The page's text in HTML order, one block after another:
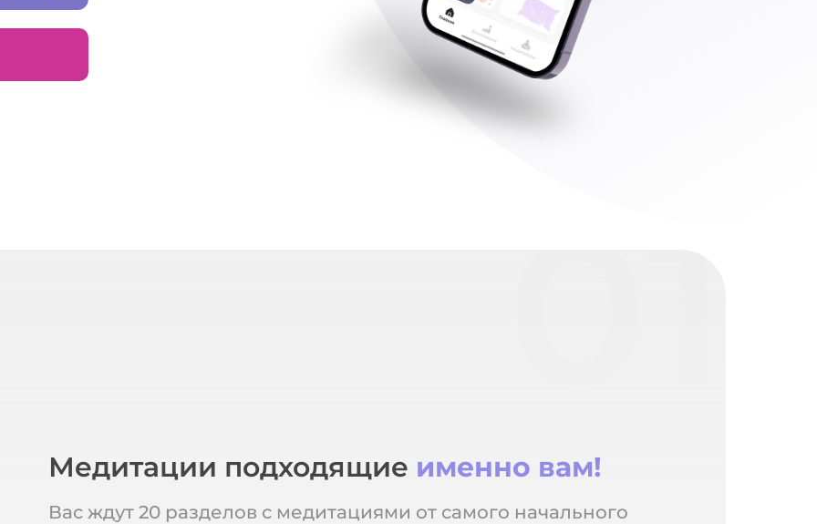
Медитации подходящие именно вам!
Вас ждут 20 разделов с медитациями от самого начального